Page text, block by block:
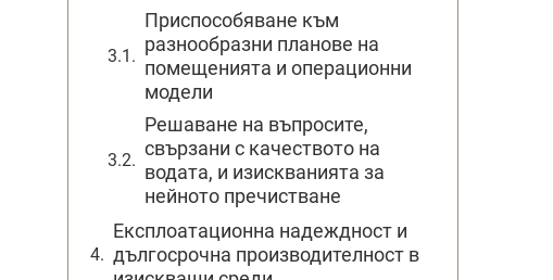
Приспособяване към
разнообразни планове на
помещенията и операционни
модели
Решаване на въпросите,
свързани с качеството на
водата, и изискванията за
нейното пречистване
Експлоатационна надеждност и
дългосрочна производителност в